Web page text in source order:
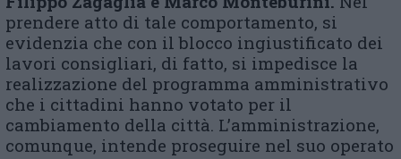
prendere atto di tale comportamento, si
evidenzia che con il blocco ingiustificato dei
lavori consigliari, di fatto, si impedisce la
realizzazione del programma amministrativo
che i cittadini hanno votato per il
cambiamento della città. L’amministrazione,
comunque, intende proseguire nel suo operato